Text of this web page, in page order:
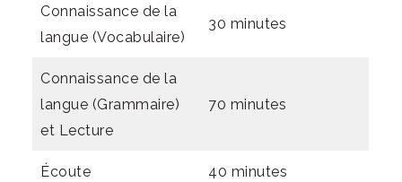
Connaissance de la
langue (Vocabulaire)
30 minutes
Connaissance de la
langue (Grammaire)
et Lecture
70 minutes
Écoute 40 minutes